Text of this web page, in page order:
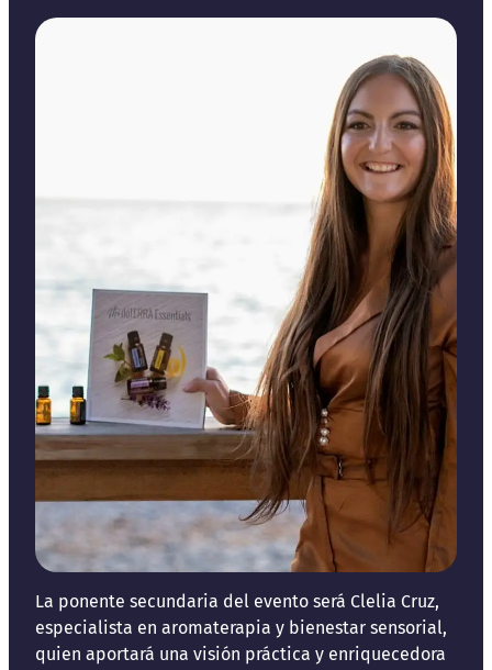
La ponente secundaria del evento será Clelia Cruz,
especialista en aromaterapia y bienestar sensorial,
quien aportará una visión práctica y enriquecedora